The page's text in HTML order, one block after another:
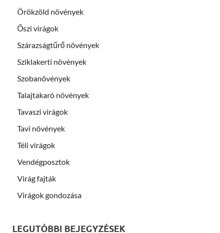
Örökzöld növények
Őszi virágok
Szárazságtűrő növények
Sziklakerti növények
Szobanövények
Talajtakaró növények
Tavaszi virágok
Tavi növények
Téli virágok
Vendégposztok
Virág fajták
Virágok gondozása
LEGUTÓBBI BEJEGYZÉSEK